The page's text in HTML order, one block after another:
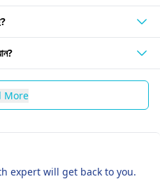
More
expert will get back to you.